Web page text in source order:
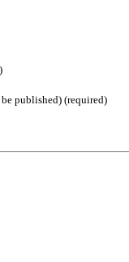
published) (required)